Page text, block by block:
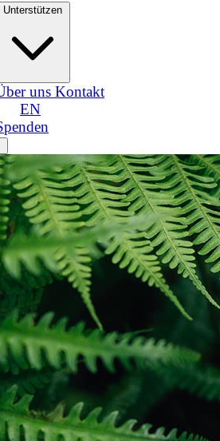
Unterstützen
uns Kontakt
EN